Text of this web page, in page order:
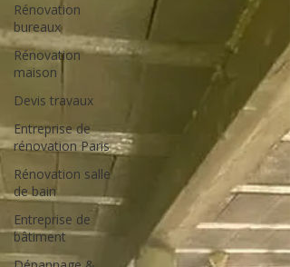
Rénovation
bureaux
Rénovation
maison
Devis travaux
Entreprise de
rénovation Paris
Rénovation salle
de bain
Entreprise de
bâtiment